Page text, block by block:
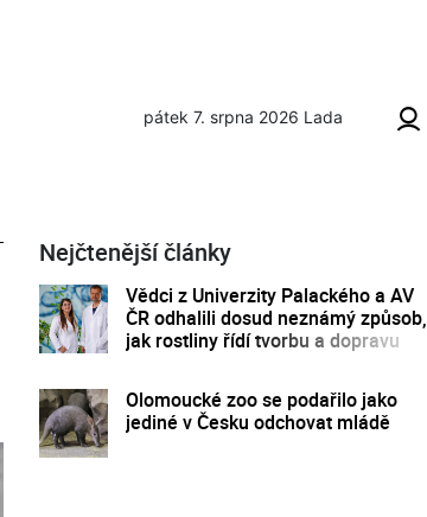
pátek 7. srpna 2026 Lada
Nejčtenější články
Vědci z Univerzity Palackého a AV
ČR odhalili dosud neznámý způsob,
jak rostliny řídí tvorbu a dopravu
Olomoucké zoo se podařilo jako
jediné v Česku odchovat mládě